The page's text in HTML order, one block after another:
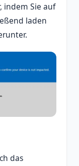
indem Sie auf
laden
das